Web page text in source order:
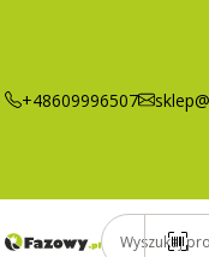
+48609996507
Wyszukaj
klem PV M8,
898525 BAKS